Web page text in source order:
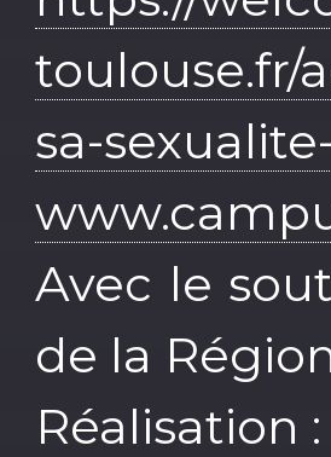
toulouse.fr/
sa-
Avec le
de la
Réalisation